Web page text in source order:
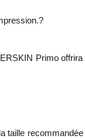
Primo offrira
taille recommandée